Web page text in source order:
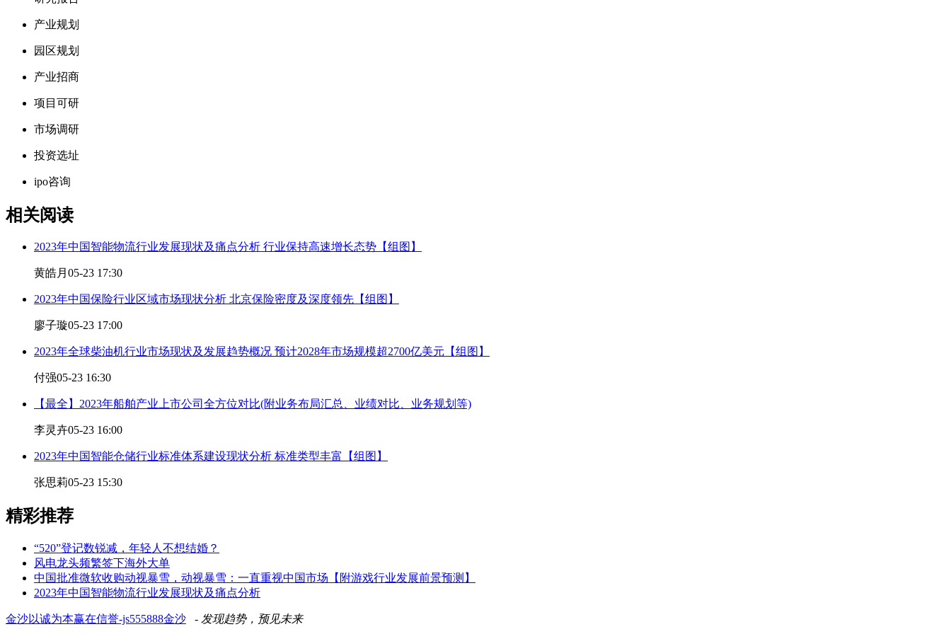
产业规划
园区规划
产业招商
项目可研
市场调研
投资选址
ipo咨询
相关阅读
2023年中国智能物流行业发展现状及痛点分析 行业保持高速增长态势【组图】
黄皓月 05-23 17:30
2023年中国保险行业区域市场现状分析 北京保险密度及深度领先【组图】
廖子璇05-23 17:00
2023年全球柴油机行业市场现状及发展趋势概况 预计2028年市场规模超2700亿美元【组图】
付强05-23 16:30
【最全】2023年船舶产业上市公司全方位对比(附业务布局汇总、业绩对比、业务规划等)
李灵卉05-23 16:00
2023年中国智能仓储行业标准体系建设现状分析 标准类型丰富【组图】
张思莉05-23 15:30
精彩推荐
“520”登记数锐减，年轻人不想结婚？
风电龙头频繁签下海外大单
中国批准微软收购动视暴雪，动视暴雪：一直重视中国市场【附游戏行业发展前景预测】
2023年中国智能物流行业发展现状及痛点分析
金沙以诚为本赢在信誉-js555888金沙 - 发现趋势，预见未来